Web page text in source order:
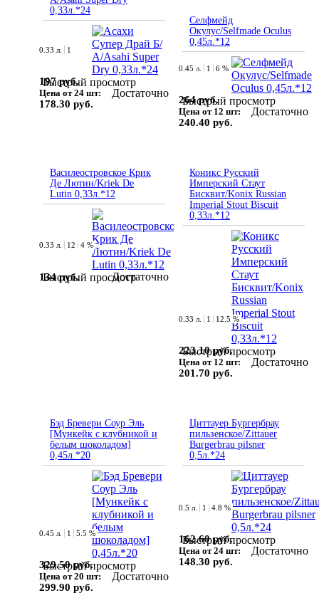
0,33л.*24
Быстрый просмотр
0.33 л. 1
197 руб.
Цена от 24 шт:
178.30 руб.
Достаточно
Селфмейд
Окулус/Selfmade Oculus
0,45л.*12
Быстрый просмотр
0.45 л. 1 6 %
264 руб.
Цена от 12 шт:
240.40 руб.
Достаточно
Василеостровское Крик
Де Лютин/Kriek De
Lutin 0,33л.*12
Быстрый просмотр
0.33 л. 12 4 %
134 руб. Достаточно
Коникс Русский
Имперский Стаут
Бисквит/Konix Russian
Imperial Stout Biscuit
0,33л.*12
Быстрый просмотр
0.33 л. 1 12.5 %
223.10 руб.
Цена от 12 шт:
201.70 руб.
Достаточно
Бэд Бревери Соур Эль
[Мункейк с клубникой и
белым шоколадом]
0,45л.*20
Быстрый просмотр
0.45 л. 1 5.5 %
329.50 руб.
Цена от 20 шт:
299.90 руб.
Достаточно
Циттауер Бургербрау
пильзенское/Zittauer
Burgerbrau pilsner
0,5л.*24
Быстрый просмотр
0.5 л. 1 4.8 %
162.60 руб.
Цена от 24 шт:
148.30 руб.
Достаточно